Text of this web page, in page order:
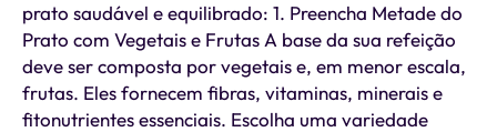
prato saudável e equilibrado: 1. Preencha Metade do
Prato com Vegetais e Frutas A base da sua refeição
deve ser composta por vegetais e, em menor escala,
frutas. Eles fornecem fibras, vitaminas, minerais e
fitonutrientes essenciais. Escolha uma variedade